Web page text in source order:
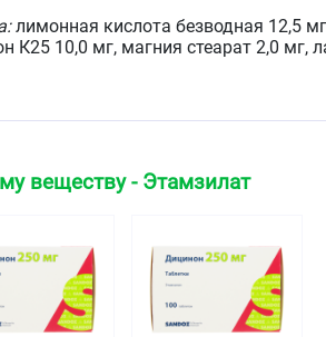
лимонная кислота безводная 12,5
К25 10,0 мг, магния стеарат 2,0 мг,
белого или почти белого
веществу - Этамзилат